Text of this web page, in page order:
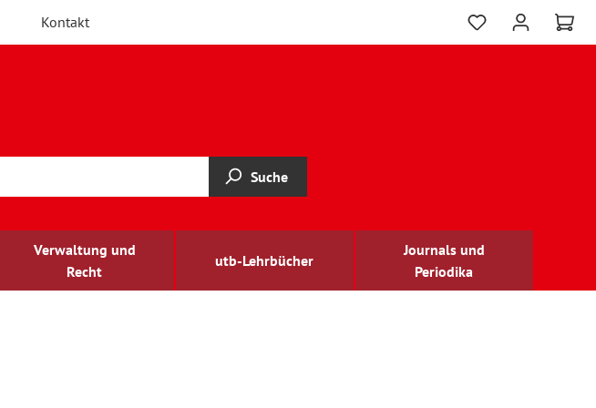
Kontakt
Suche
Verwaltung und
Recht
utb-Lehrbücher
Journals und
Periodika